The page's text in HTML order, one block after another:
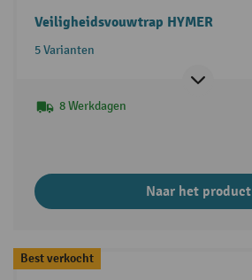
Veiligheidsvouwtrap HYMER
5 Varianten
8 Werkdagen
Naar het product
Best verkocht